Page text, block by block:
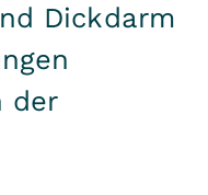
Dickdarm
der